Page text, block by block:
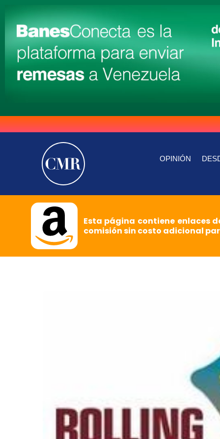
OPINIÓN
Esta página contiene enlaces
comisión sin costo adicional